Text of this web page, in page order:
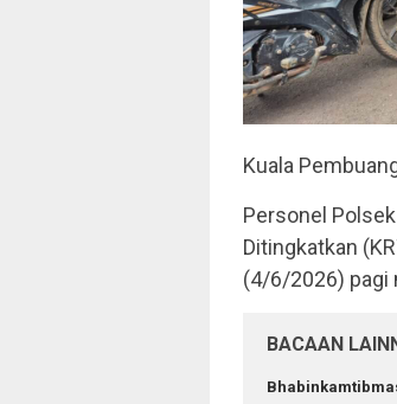
Kuala
Personel
Ditingkatkan
(4/6/2026) pagi
BACAAN